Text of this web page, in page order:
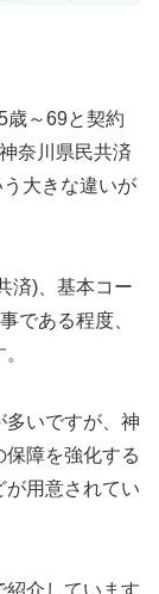
歳～69と契約
奈川県民共済
大きな違いが
済)、基本コー
である程度、
多いですが、神
障を強化する
が用意されてい
紹介しています